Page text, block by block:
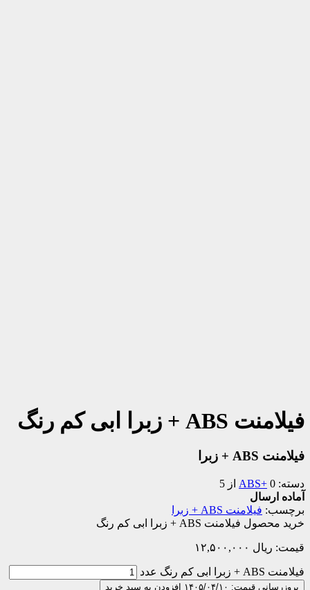
فیلامنت ABS + زبرا ابی کم رنگ
فیلامنت ABS + زبرا
دسته: ABS+ 0 از 5
آماده ارسال
برچسب: فیلامنت ABS + زبرا
خرید محصول فیلامنت ABS + زبرا ابی کم رنگ
قیمت: ریال
فیلامنت ABS + زبرا ابی کم رنگ عدد
بروزرسانی قیمت: ۱۴۰۵/۰۴/۱۰